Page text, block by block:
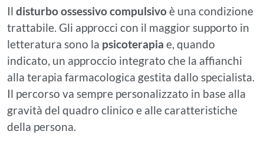
Il disturbo ossessivo compulsivoè una condizione
trattabile. Gli approcci con il maggior supporto in
letteratura sono la psicoterapia e, quando
indicato, un approccio integrato che la affianchi
alla terapia farmacologica gestita dallo specialista.
Il percorso va sempre personalizzato in base alla
gravità del quadro clinico e alle caratteristiche
della persona.